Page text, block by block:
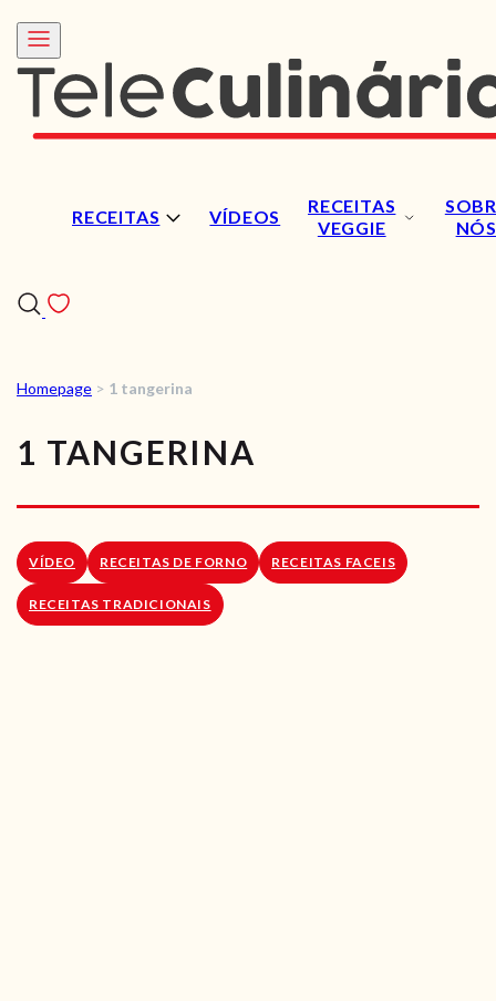
RECEITAS VÍDEOS
RECEITAS
VEGGIE
NÓS
VÍDEOS
RECEITAS VEGGIE
SOBRE NÓS
LOJA ONLINE
Homepage > 1 tangerina
1 TANGERINA
VÍDEO RECEITAS DE FORNO RECEITAS FACEIS
RECEITAS TRADICIONAIS